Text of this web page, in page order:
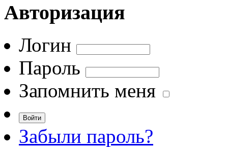
Авторизация
Логин
Пароль
Запомнить меня
Забыли пароль?